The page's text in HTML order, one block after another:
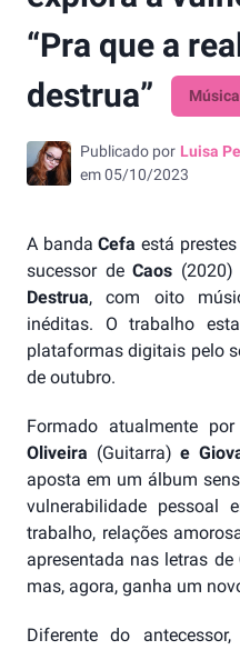
“Pra que a
destrua”
Música
Publicado por Luisa
em05/10/2023
A bandaCefaestá
sucessor deCaos (2020)
Destrua, com oito
inéditas. O trabalho
plataformas digitais pelo
de outubro.
Formado atualmente por
Oliveira (Guitarra)e
aposta em um álbum
vulnerabilidade pessoal
trabalho, relações
apresentada nas letras de
mas, agora, ganha um
Diferente do antecessor,